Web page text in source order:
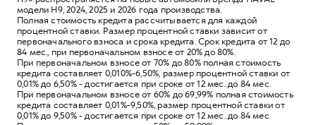
модели H9, 2024, 2025 и 2026 года производства.
Полная стоимость кредита рассчитывается для каждой
процентной ставки. Размер процентной ставки зависит от
первоначального взноса и срока кредита. Срок кредита от 12 до
84 мес., при первоначальном взносе от 20% до 80%.
При первоначальном взносе от 70% до 80% полная стоимость
кредита составляет 0,010%-6,50%, размер процентной ставки от
0,01% до 6,50% - достигается при сроке от 12 мес. до 84 мес.
При первоначальном взносе от 60% до 69,99% полная стоимость
кредита составляет 0,01%-9,50%, размер процентной ставки от
0,01% до 9,50% - достигается при сроке от 12 мес. до 84 мес.